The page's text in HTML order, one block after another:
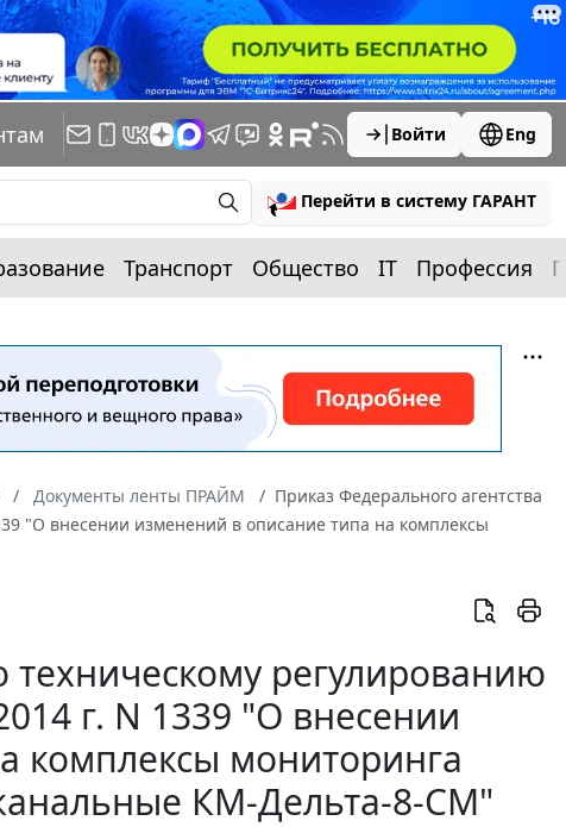
Войти Eng
Перейти в систему ГАРАНТ
Транспорт Общество IT Профессия
Документы ленты ПРАЙМ
Приказ Федерального агентства
"О внесении изменений в описание типа на комплексы
техническому регулированию
г. N 1339 "О внесении
комплексы мониторинга
КМ-Дельта-8-СМ"